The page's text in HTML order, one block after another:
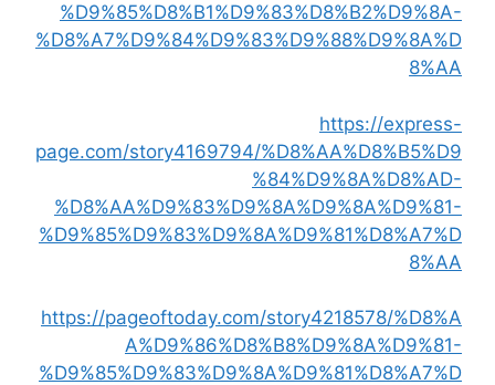
%D9%85%D8%B1%D9%83%D8%B2%D9%8A-
%D8%A7%D9%84%D9%83%D9%88%D9%8A%D
8%AA
https://express-
page.com/story4169794/%D8%AA%D8%B5%D9
%84%D9%8A%D8%AD-
%D8%AA%D9%83%D9%8A%D9%8A%D9%81-
%D9%85%D9%83%D9%8A%D9%81%D8%A7%D
8%AA
https://pageoftoday.com/story4218578/%D8%A
A%D9%86%D8%B8%D9%8A%D9%81-
%D9%85%D9%83%D9%8A%D9%81%D8%A7%D